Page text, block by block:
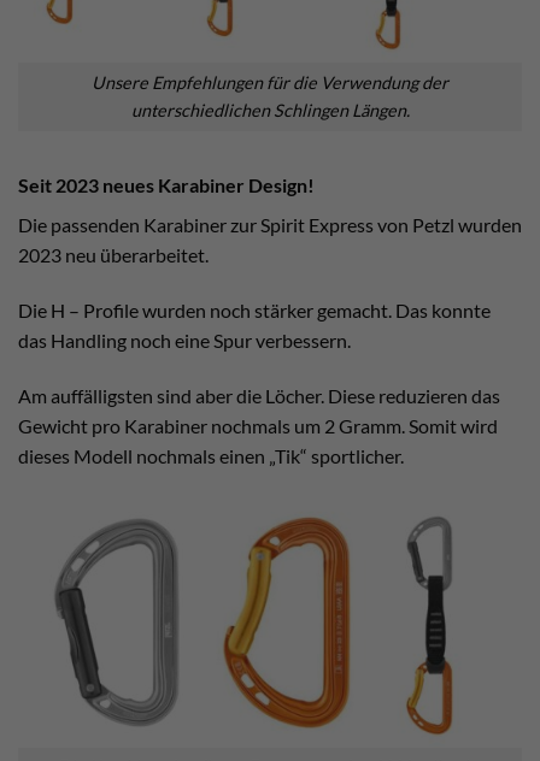
Unsere Empfehlungen für die Verwendung der
unterschiedlichen Schlingen Längen.
Seit 2023 neues Karabiner Design!
Die passenden Karabiner zur Spirit Express von Petzl wurden
2023 neu überarbeitet.
Die H – Profile wurden noch stärker gemacht. Das konnte
das Handling noch eine Spur verbessern.
Am auffälligsten sind aber die Löcher. Diese reduzieren das
Gewicht pro Karabiner nochmals um 2 Gramm. Somit wird
dieses Modell nochmals einen „Tik“ sportlicher.